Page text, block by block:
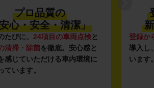
プロ品質の
心・安全・清潔」
たびに、 24項目の車両点検と
清掃・除菌を徹底。安心感と
感じていただける車内環境に
ています。
登録か
導入し
います